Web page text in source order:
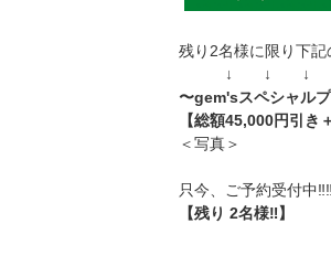
残り2名様に限り下
↓ ↓ ↓
〜gem'sスペシャル
【総額45,000円引き
＜写真＞
只今、ご予約受付中‼️‼️
【残り 2名様‼️】